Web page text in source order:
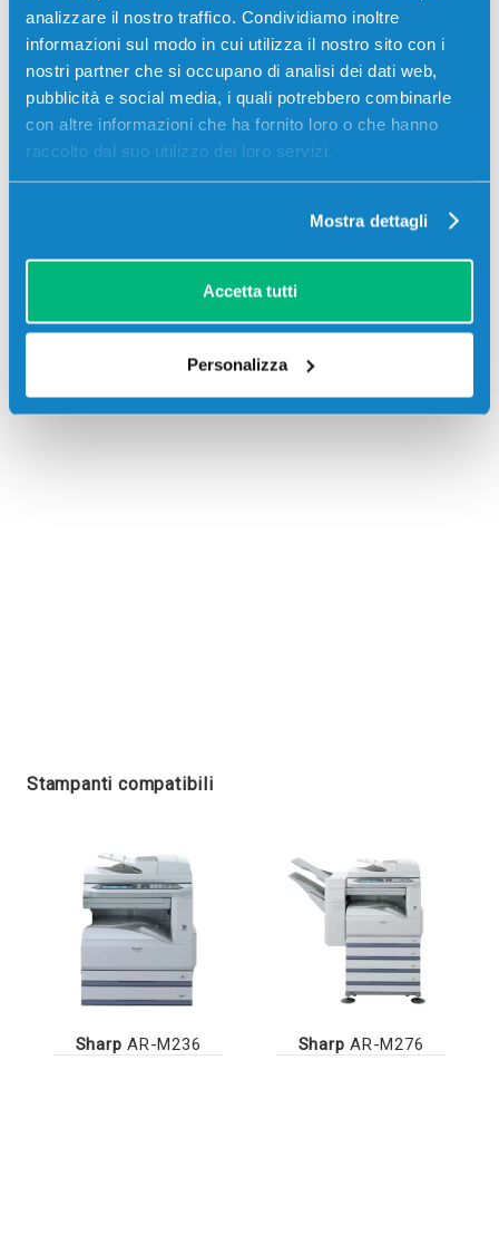
analizzare il nostro traffico. Condividiamo inoltre
informazioni sul modo in cui utilizza il nostro sito con i
nostri partner che si occupano di analisi dei dati web,
pubblicità e social media, i quali potrebbero combinarle
con altre informazioni che ha fornito loro o che hanno
raccolto dal suo utilizzo dei loro servizi.
Mostra dettagli
Accetta tutti
Personalizza
Descrizione
Rullo trasferimento originale Sharp AR272TX NERO
150000 pagine per Stampanti: Sharp AR-M236,
Sharp AR-M276
Stampanti compatibili
Sharp AR-M236 Sharp AR-M276